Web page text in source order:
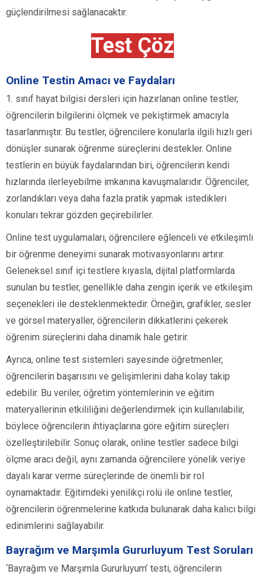
güçlendirilmesi sağlanacaktır.
Test Çöz
Online Testin Amacı ve Faydaları
1. sınıf hayat bilgisi dersleri için hazırlanan online testler,
öğrencilerin bilgilerini ölçmek ve pekiştirmek amacıyla
tasarlanmıştır. Bu testler, öğrencilere konularla ilgili hızlı geri
dönüşler sunarak öğrenme süreçlerini destekler. Online
testlerin en büyük faydalarından biri, öğrencilerin kendi
hızlarında ilerleyebilme imkanına kavuşmalarıdır. Öğrenciler,
zorlandıkları veya daha fazla pratik yapmak istedikleri
konuları tekrar gözden geçirebilirler.
Online test uygulamaları, öğrencilere eğlenceli ve etkileşimli
bir öğrenme deneyimi sunarak motivasyonlarını artırır.
Geleneksel sınıf içi testlere kıyasla, dijital platformlarda
sunulan bu testler, genellikle daha zengin içerik ve etkileşim
seçenekleri ile desteklenmektedir. Örneğin, grafikler, sesler
ve görsel materyaller, öğrencilerin dikkatlerini çekerek
öğrenim süreçlerini daha dinamik hale getirir.
Ayrıca, online test sistemleri sayesinde öğretmenler,
öğrencilerin başarısını ve gelişimlerini daha kolay takip
edebilir. Bu veriler, öğretim yöntemlerinin ve eğitim
materyallerinin etkililiğini değerlendirmek için kullanılabilir,
böylece öğrencilerin ihtiyaçlarına göre eğitim süreçleri
özelleştirilebilir. Sonuç olarak, online testler sadece bilgi
ölçme aracı değil, aynı zamanda öğrencilere yönelik veriye
dayalı karar verme süreçlerinde de önemli bir rol
oynamaktadır. Eğitimdeki yenilikçi rolü ile online testler,
öğrencilerin öğrenmelerine katkıda bulunarak daha kalıcı bilgi
edinimlerini sağlayabilir.
Bayrağım ve Marşımla Gururluyum Test Soruları
‘Bayrağım ve Marşımla Gururluyum’ testi, öğrencilerin